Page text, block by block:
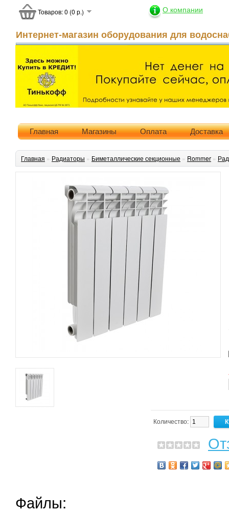
О компании
Интернет-магазин оборудования для
Товаров: 0 (0 р.)
Главная Магазины Оплата Доставка
Главная » Радиаторы » Биметаллические секционные » Rommer »
Количество:
Файлы: